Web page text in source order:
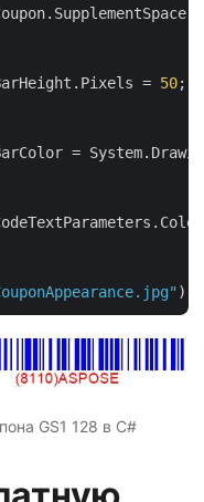
= 50;
=
GS1 128 в C#